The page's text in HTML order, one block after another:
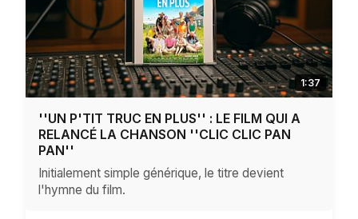
1:37
''UN P'TIT TRUC EN PLUS'' : LE FILM QUI A
RELANCÉ LA CHANSON ''CLIC CLIC PAN
PAN''
Initialement simple générique, le titre devient
l'hymne du film.